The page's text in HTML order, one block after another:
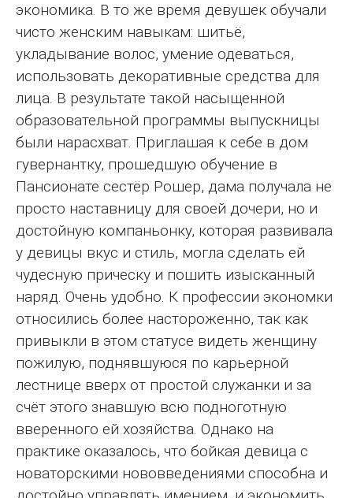
экономика. В то же время девушек обучали
чисто женским навыкам: шитьё,
укладывание волос, умение одеваться,
использовать декоративные средства для
лица. В результате такой насыщенной
образовательной программы выпускницы
были нарасхват. Приглашая к себе в дом
гувернантку, прошедшую обучение в
Пансионате сестёр Рошер, дама получала не
просто наставницу для своей дочери, но и
достойную компаньонку, которая развивала
у девицы вкус и стиль, могла сделать ей
чудесную прическу и пошить изысканный
наряд. Очень удобно. К профессии экономки
относились более настороженно, так как
привыкли в этом статусе видеть женщину
пожилую, поднявшуюся по карьерной
лестнице вверх от простой служанки и за
счёт этого знавшую всю подноготную
вверенного ей хозяйства. Однако на
практике оказалось, что бойкая девица с
новаторскими нововведениями способна и